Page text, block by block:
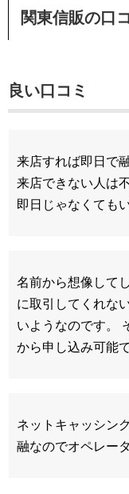
関東信販の口
良い口コミ
来店すれば即日で
来店できない人は
即日じゃなくても
名前から想像して
に取引してくれな
いようなのです。
から申し込み可能で
ネットキャッシン
融なのでオペレー